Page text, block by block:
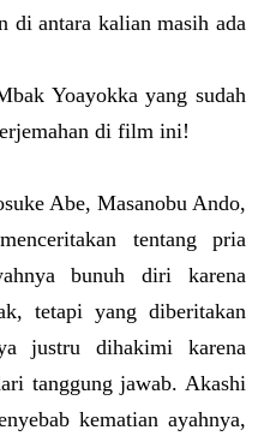
antara kalian masih ada
Yoayokka yang sudah
di film ini!
Abe, Masanobu Ando,
tentang pria
bunuh diri karena
tetapi yang diberitakan
justru dihakimi karena
tanggung jawab. Akashi
kematian ayahnya,